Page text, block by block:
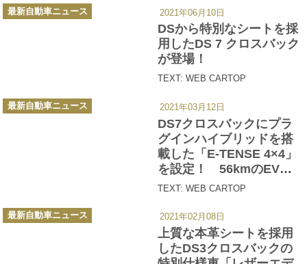
DSから特別なシートを採
用したDS 7 クロスバック
が登場！
TEXT: WEB CARTOP
カ
テ
最新自動車ニュース 2021年06月10日
DS7クロスバックにプラ
グインハイブリッドを搭
載した「E-TENSE 4×4」
を設定！ 56kmのEV走
行が可能
TEXT: WEB CARTOP
カ
テ
最新自動車ニュース 2021年03月12日
上質な本革シートを採用
したDS3クロスバックの
カ
テ
最新自動車ニュース 2021年02月08日